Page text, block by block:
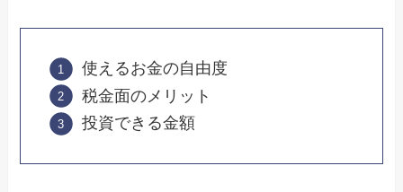
使えるお金の自由度
税金面のメリット
投資できる金額